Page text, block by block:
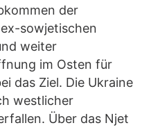
der
sowjetischen
weiter
im Osten für
das Ziel. Die Ukraine
westlicher
Über das Njet